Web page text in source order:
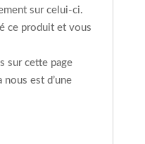
sur celui-ci.
ce produit et vous
sur cette page
nous est d’une